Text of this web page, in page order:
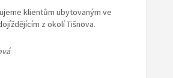
klientům ubytovaným ve
z okolí Tišnova.